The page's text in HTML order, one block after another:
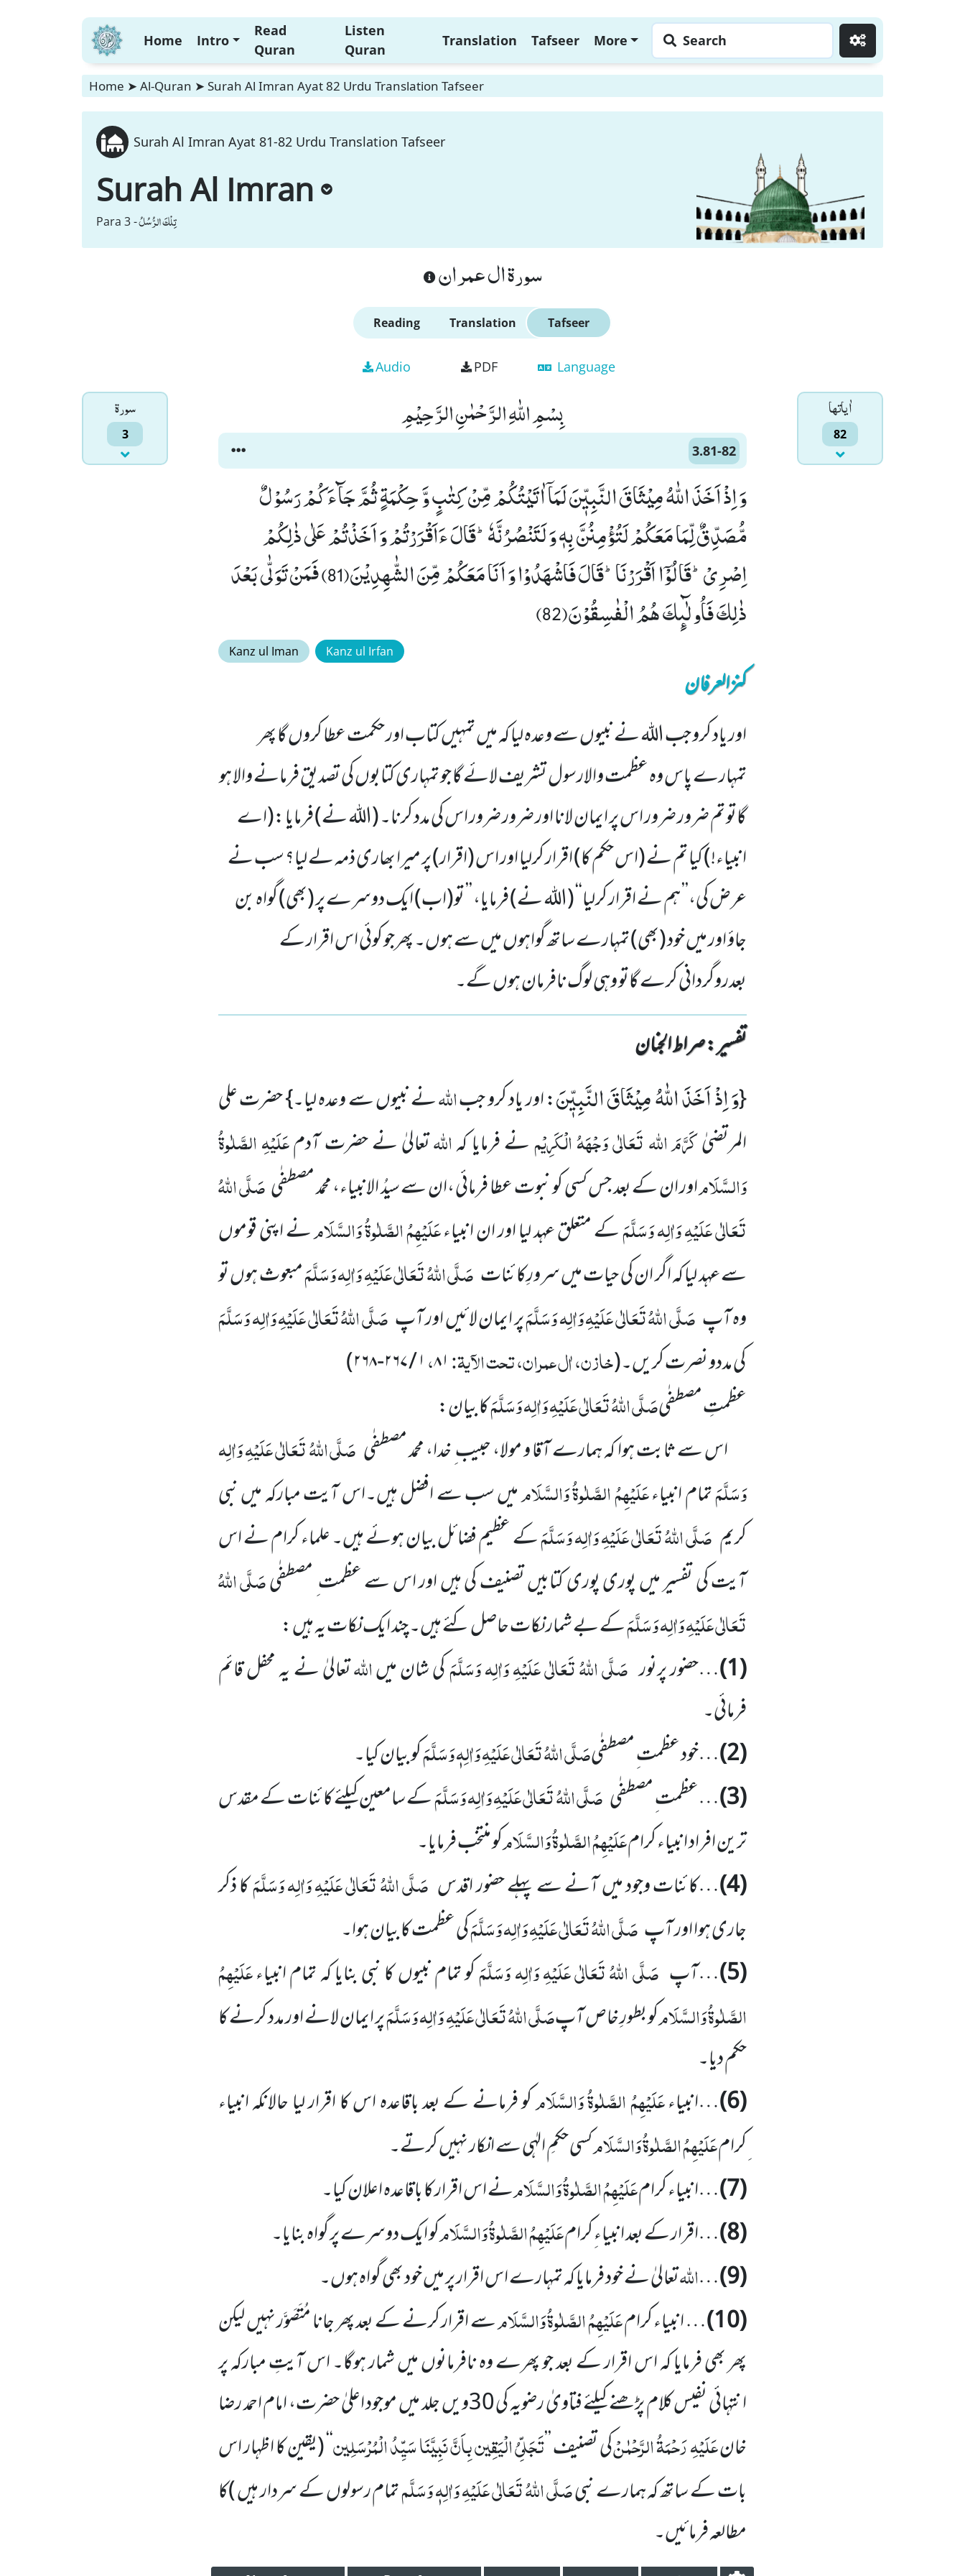
Home Intro
Read
Quran
Listen
Quran
Translation Tafseer More Search
Home ➤ Al-Quran ➤ Surah Al Imran Ayat 82 Urdu Translation Tafseer
Surah Al Imran Ayat 81-82 Urdu Translation Tafseer
Surah Al Imran
Para 3 -تِلْكَ الرُّسُلُ
سورة ال عمران
Reading Translation Tafseer
Audio PDF Language
سورۃ
3
اٰياتها
82
بِسْمِ اللّٰهِ الرَّحْمٰنِ الرَّحِیْمِ
3.81-82
وَ اِذْ اَخَذَ اللّٰهُ مِیْثَاقَ النَّبِیّٖنَ لَمَاۤ اٰتَیْتُكُمْ مِّنْ كِتٰبٍ وَّ حِكْمَةٍ ثُمَّ جَآءَكُمْ رَسُوْلٌ
مُّصَدِّقٌ لِّمَا مَعَكُمْ لَتُؤْمِنُنَّ بِهٖ وَ لَتَنْصُرُنَّهٗؕ-قَالَ ءَاَقْرَرْتُمْ وَ اَخَذْتُمْ عَلٰى ذٰلِكُمْ
اِصْرِیْؕ-قَالُوْۤا اَقْرَرْنَاؕ-قَالَ فَاشْهَدُوْا وَ اَنَا مَعَكُمْ مِّنَ الشّٰهِدِیْنَ(81) فَمَنْ تَوَلّٰى بَعْدَ
ذٰلِكَ فَاُولٰٓىٕكَ هُمُ الْفٰسِقُوْنَ(82)
Kanz ul Iman Kanz ul Irfan
کنزالعرفان
اور یاد کرو جب اللہ نے نبیوں سے وعدہ لیا کہ میں تمہیں کتاب اور حکمت عطا کروں گا پھر
تمہارے پاس وہ عظمت والارسول تشریف لائے گا جو تمہاری کتابوں کی تصدیق فرمانے والا ہو
گاتو تم ضرور ضرور اس پر ایمان لانا اور ضرور ضرور اس کی مدد کرنا۔ (اللہ نے) فرمایا :(اے
انبیاء!) کیا تم نے (اس حکم کا) اقرار کرلیا اور اس (اقرار) پر میرا بھاری ذمہ لے لیا؟ سب نے
عرض کی،’’ ہم نے اقرار کرلیا‘‘ (اللہ نے) فرمایا، ’’ تو(اب) ایک دوسرے پر (بھی) گواہ بن
جاؤ اور میں خود (بھی) تمہارے ساتھ گواہوں میں سے ہوں۔ پھرجو کوئی اس اقرار کے
بعدروگردانی کرے گاتو وہی لوگ نافرمان ہوں گے۔
تفسیر : ‎صراط الجنان
{وَ اِذْ اَخَذَ اللّٰهُ مِیْثَاقَ النَّبِیّٖنَ: اور یاد کرو جباللہنے نبیوں سے وعدہ لیا۔} حضرت علی
المرتضیٰکَرَّمَ اللہ تَعَالٰی وَجْہَہُ الْکَرِیْمنے فرمایا کہاللہتعالیٰ نے حضرت آدمعَلَیْہِ الصَّلٰوۃُ
وَالسَّلَاماور ان کے بعد جس کسی کو نبوت عطا فرمائی ،ان سے سیدُ الانبیاء، محمد مصطفٰیصَلَّی اللہُ
تَعَالٰی عَلَیْہِ وَاٰلِہ وَسَلَّمَکے متعلق عہد لیا اور ان انبیاءعَلَیْہِمُ الصَّلٰوۃُ وَالسَّلَامنے اپنی قوموں
سے عہد لیا کہ اگر ان کی حیات میں سرورِکائنات صَلَّی اللہُ تَعَالٰی عَلَیْہِ وَاٰلِہ وَسَلَّمَمبعوث ہوں تو
وہ آپ صَلَّی اللہُ تَعَالٰی عَلَیْہِ وَاٰلِہ وَسَلَّمَپر ایمان لائیں اور آپ صَلَّی اللہُ تَعَالٰی عَلَیْہِ وَاٰلِہ وَسَلَّمَ
کی مددو نصرت کریں۔(خازن، اٰل عمران، تحت الآیۃ:۸۱،۱ / ۲۶۷-۲۶۸)
عظمتِ مصطفٰیصَلَّی اللہُ تَعَالٰی عَلَیْہِ وَاٰلِہ وَسَلَّمَکا بیان:
اس سے ثابت ہوا کہ ہمارے آقا و مولا، حبیب ِ خدا، محمد مصطفٰی صَلَّی اللہُ تَعَالٰی عَلَیْہِ وَاٰلِہ
وَسَلَّمَتمام انبیاءعَلَیْہِمُ الصَّلٰوۃُ وَالسَّلَاممیں سب سے افضل ہیں۔اس آیت مبارکہ میں نبی
کریم صَلَّی اللہُ تَعَالٰی عَلَیْہِ وَاٰلِہ وَسَلَّمَکے عظیم فضائل بیان ہوئے ہیں۔ علماء کرام نے اس
آیت کی تفسیر میں پوری پوری کتابیں تصنیف کی ہیں اور اس سے عظمت ِ مصطفٰیصَلَّی اللہُ
تَعَالٰی عَلَیْہِ وَاٰلِہ وَسَلَّمَکے بے شمار نکات حاصل کئے ہیں۔ چند ایک نکات یہ ہیں :
(1) …حضور پرنور صَلَّی اللہُ تَعَالٰی عَلَیْہِ وَاٰلِہ وَسَلَّمَکی شان میںاللہتعالیٰ نے یہ محفل قائم
فرمائی۔
(2) …خود عظمت ِ مصطفٰیصَلَّی اللہُ تَعَالٰی عَلَیْہِ وَاٰلِہٖ وَسَلَّمَکو بیان کیا۔
(3) …عظمت ِ مصطفٰی صَلَّی اللہُ تَعَالٰی عَلَیْہِ وَاٰلِہ وَسَلَّمَکے سامعین کیلئے کائنات کے مقدس
ترین افراد انبیاء کرامعَلَیْہِمُ الصَّلٰوۃُ وَالسَّلَامکو منتخب فرمایا۔
(4) …کائنات وجود میں آنے سے پہلے حضور اقدس صَلَّی اللہُ تَعَالٰی عَلَیْہِ وَاٰلِہ وَسَلَّمَکا ذکر
جاری ہوا اور آپصَلَّی اللہُ تَعَالٰی عَلَیْہِ وَاٰلِہ وَسَلَّمَکی عظمت کا بیان ہوا۔
(5) …آپ صَلَّی اللہُ تَعَالٰی عَلَیْہِ وَاٰلِہ وَسَلَّمَکو تمام نبیوں کا نبی بنایا کہ تمام انبیاءعَلَیْہِمُ
الصَّلٰوۃُ وَالسَّلَامکو بطورِ خاص آپصَلَّی اللہُ تَعَالٰی عَلَیْہِ وَاٰلِہ وَسَلَّمَپر ایمان لانے اور مدد کرنے کا
حکم دیا۔
(6) …انبیاءعَلَیْہِمُ الصَّلٰوۃُ وَالسَّلَامکو فرمانے کے بعد باقاعدہ اس کا اقرار لیا حالانکہ انبیاء
ِکرامعَلَیْہِمُ الصَّلٰوۃُ وَالسَّلَامکسی حکمِ الہٰی سے انکار نہیں کرتے۔
(7) …انبیاء کرامعَلَیْہِمُ الصَّلٰوۃُ وَالسَّلَامنے اس اقرار کا باقاعدہ اعلان کیا۔
(8) …اقرار کے بعد انبیاء ِکرامعَلَیْہِمُ الصَّلٰوۃُ وَالسَّلَامکو ایک دوسرے پر گواہ بنایا۔
(9)
…اللہتعالیٰ نے خود فرمایا کہ تمہارے اس اقرار پر میں خود بھی گواہ ہوں۔
(10)
… انبیاء کرامعَلَیْہِمُ الصَّلٰوۃُ وَالسَّلَامسے اقرار کرنے کے بعد پھر جانا مُتَصَوَّر نہیں لیکن
پھر بھی فرمایا کہ اس اقرار کے بعد جو پھرے وہ نافرمانوں میں شمار ہوگا۔ اس آیتِ مبارکہ پر
انتہائی نفیس کلام پڑھنے کیلئے فتاویٰ رضویہ کی 30ویں جلد میں موجود اعلیٰ حضرت، امام احمد رضا
خانعَلَیْہِ رَحْمَۃُ الرَّحْمٰنْکی تصنیف ’’تَجَلِّیُ الْیَقِین بِاَنَّ نَبِیَّنَا سَیِّدُ الْمُرْسَلِین‘‘(یقین کا اظہار اس
بات کے ساتھ کہ ہمارے نبیصَلَّی اللہُ تَعَالٰی عَلَیْہِ وَاٰلِہٖ وَسَلَّمتمام رسولوں کے سردار ہیں )کا
مطالعہ فرمائیں۔